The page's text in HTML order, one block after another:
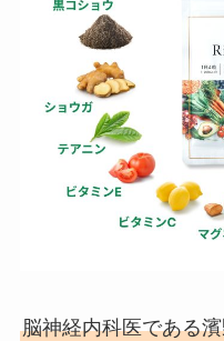
脳神経内科医である